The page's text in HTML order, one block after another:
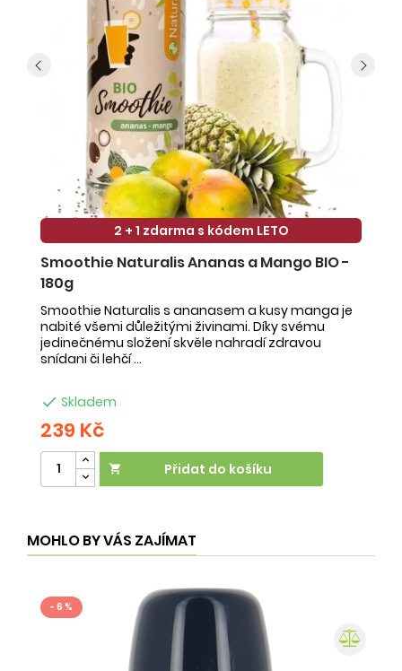
2 + 1 zdarma s kódem LETO
Smoothie Naturalis Ananas a Mango BIO -
180g
Smoothie Naturalis s ananasem a kusy manga je
nabité všemi důležitými živinami. Díky svému
jedinečnému složení skvěle nahradí zdravou
snídani či lehčí ...
 Skladem
239 Kč
 Přidat do košíku
MOHLO BY VÁS ZAJÍMAT
- 6 %